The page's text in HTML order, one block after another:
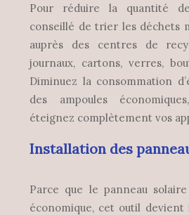
Pour réduire la quantité
conseillé de trier les déchets
auprès des centres de
journaux, cartons, verres,
Diminuez la consommation
des ampoules
éteignez complètement vos
Installation des
Parce que le panneau
économique, cet outil devient